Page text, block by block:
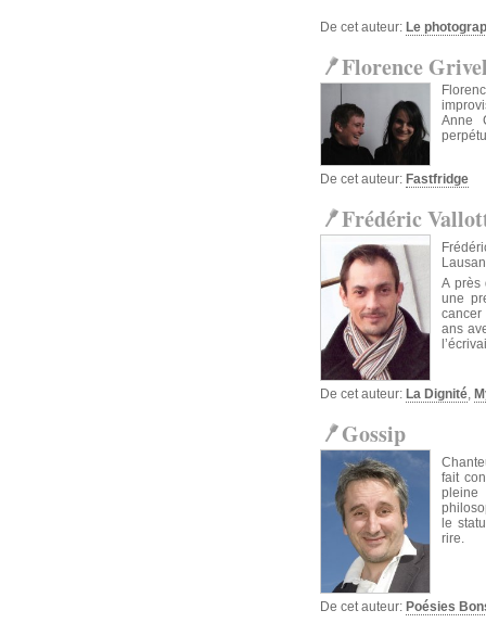
De cet auteur: Le
Florence
Anne
De cet auteur: Fastfridge
Frédéric
A près
une
cancer
ans
De cet auteur: La Dignité,
Gossip
fait
le
rire.
De cet auteur: Poésies